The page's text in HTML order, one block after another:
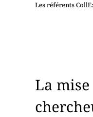
Les référents
La